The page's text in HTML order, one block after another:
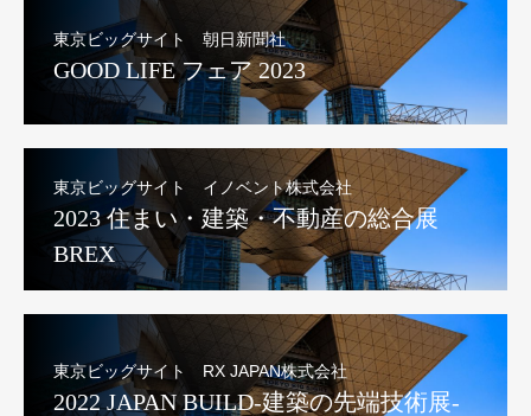
東京ビッグサイト 朝日新聞社
GOOD LIFE フェア 2023
東京ビッグサイト イノベント株式会社
2023 住まい・建築・不動産の総合展
BREX
東京ビッグサイト RX JAPAN株式会社
2022 JAPAN BUILD-建築の先端技術展-